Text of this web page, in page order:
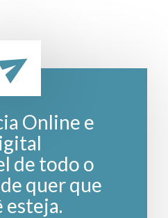
Online e
de todo o
quer que
esteja.